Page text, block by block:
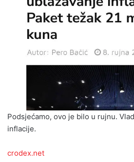
Podsjećamo, ovo je bilo u rujnu.
inflacije.
crodex.net